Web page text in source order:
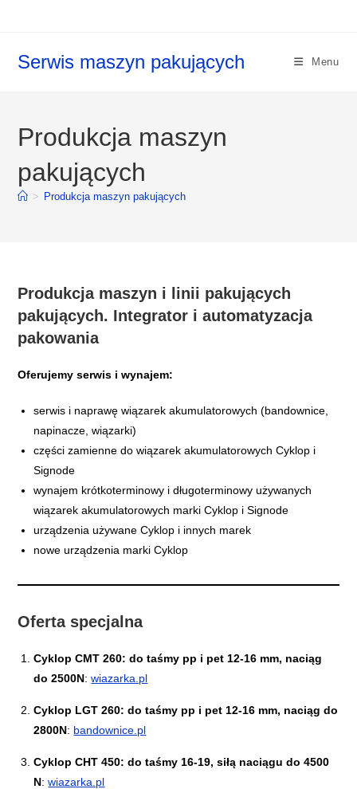
Serwis maszyn pakujących Menu
Produkcja maszyn
pakujących
> Produkcja maszyn pakujących
Produkcja maszyn i linii pakujących
pakujących. Integrator i automatyzacja
pakowania
Oferujemy serwis i wynajem:
serwis i naprawę wiązarek akumulatorowych (bandownice,
napinacze, wiązarki)
części zamienne do wiązarek akumulatorowych Cyklop i
Signode
wynajem krótkoterminowy i długoterminowy używanych
wiązarek akumulatorowych marki Cyklop i Signode
urządzenia używane Cyklop i innych marek
nowe urządzenia marki Cyklop
Oferta specjalna
Cyklop CMT 260: do taśmy pp i pet 12-16 mm, naciąg
do 2500N:wiazarka.pl
Cyklop LGT 260: do taśmy pp i pet 12-16 mm, naciąg do
2800N: bandownice.pl
Cyklop CHT 450: do taśmy 16-19, siłą naciągu do 4500
N:wiazarka.pl